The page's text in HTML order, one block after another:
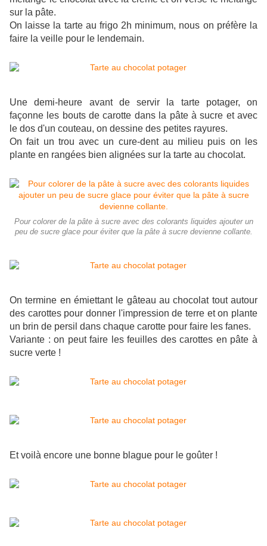
sur la pâte.
On laisse la tarte au frigo 2h minimum, nous on préfère la
faire la veille pour le lendemain.
Une demi-heure avant de servir la tarte potager, on
façonne les bouts de carotte dans la pâte à sucre et avec
le dos d'un couteau, on dessine des petites rayures.
On fait un trou avec un cure-dent au milieu puis on les
plante en rangées bien alignées sur la tarte au chocolat.
Pour colorer de la pâte à sucre avec des colorants liquides ajouter un
peu de sucre glace pour éviter que la pâte à sucre devienne collante.
On termine en émiettant le gâteau au chocolat tout autour
des carottes pour donner l'impression de terre et on plante
un brin de persil dans chaque carotte pour faire les fanes.
Variante : on peut faire les feuilles des carottes en pâte à
sucre verte !
Et voilà encore une bonne blague pour le goûter !